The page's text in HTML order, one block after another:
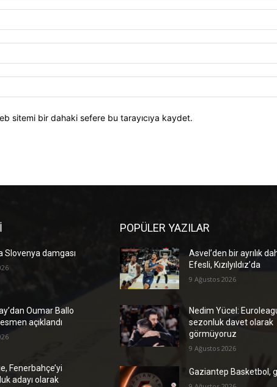
sitemi bir dahaki sefere bu tarayıcıya kaydet.
Slovenya damgası
Oumar Ballo
açıklandı
Fenerbahçe’yi
adayı olarak
POPÜLER YAZILAR
Asvel’den bir ayrılık
Efesli, Kızılyıldız’da
9 Ağustos 2026
Nedim Yücel:
sezonluk davet olarak
görmüyoruz
9 Ağustos 2026
Gaziantep Basketbol,